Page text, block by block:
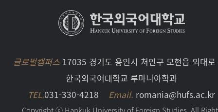
글로벌캠퍼스 17035 경기도 용인시 처인구 모현읍 외대
한국외국어대학교 루마니아학과
TEL.031-330-4218 Email. romania@hufs.ac.kr